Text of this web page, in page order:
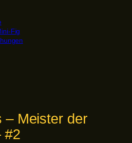
Fig
– Meister der
#2